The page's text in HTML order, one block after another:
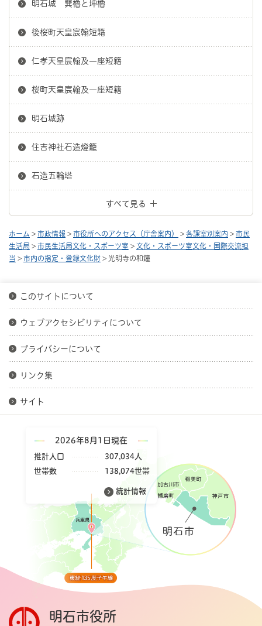
明石城 巽櫓と坤櫓
後桜町天皇宸翰短籍
仁孝天皇宸翰及一座短籍
桜町天皇宸翰及一座短籍
明石城跡
住吉神社石造燈籠
石造五輪塔
すべて見る
ホーム > 市政情報 > 市役所へのアクセス（庁舎案内） > 各課室別案内 > 市民
生活局 > 市民生活局文化・スポーツ室 > 文化・スポーツ室文化・国際交流担
当 > 市内の指定・登録文化財 > 光明寺の和鐘
このサイトについて
ウェブアクセシビリティについて
プライバシーについて
リンク集
サイト
2026年8月1日現在
推計人口
307,034人
世帯数
138,074世帯
統計情報
明石市役所